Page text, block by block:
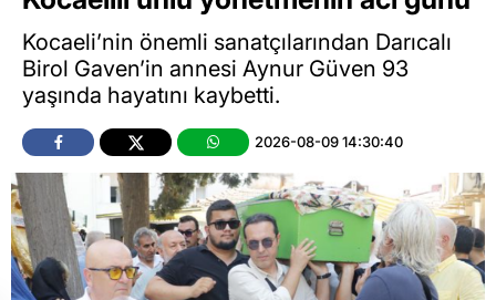
Kocaeli’nin önemli sanatçılarından Darıcalı
Birol Gaven’in annesi Aynur Güven 93
yaşında hayatını kaybetti.
2026-08-09 14:30:40